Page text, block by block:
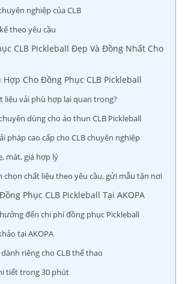
nghiệp của CLB
theo yêu cầu
CLB Pickleball Đẹp Và Đồng Nhất Cho
Hợp Cho Đồng Phục CLB Pickleball
liệu vải phù hợp lại quan trọng?
dùng cho áo thun CLB Pickleball
pháp cao cấp cho CLB chuyên nghiệp
mát, giá hợp lý
chọn chất liệu theo yêu cầu, gửi mẫu tận nơi
Phục CLB Pickleball Tại AKOPA
đến chi phí đồng phục Pickleball
tại AKOPA
riêng cho CLB thể thao
tiết trong 30 phút